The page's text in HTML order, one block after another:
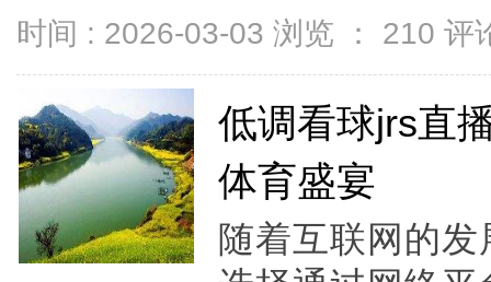
时间 : 2026-03-03 浏览 ： 210 评
低调看球jrs直
体育盛宴
随着互联网的